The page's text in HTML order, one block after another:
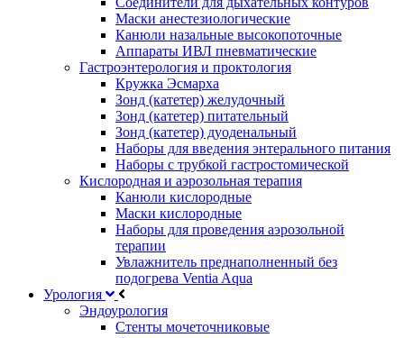
Маски анестезиологические
Канюли назальные высокопоточные
Аппараты ИВЛ пневматические
Гастроэнтерология и проктология
Кружка Эсмарха
Зонд (катетер) желудочный
Зонд (катетер) питательный
Зонд (катетер) дуоденальный
Наборы для введения энтерального питания
Наборы с трубкой гастростомической
Кислородная и аэрозольная терапия
Канюли кислородные
Маски кислородные
Наборы для проведения аэрозольной
терапии
Увлажнитель преднаполненный без
подогрева Ventia Aqua
Урология
Эндоурология
Стенты мочеточниковые